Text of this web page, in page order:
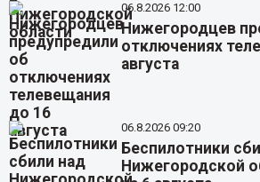
06.8.2026 12:00
Нижегородцев
отключениях
августа
06.8.2026 09:20
Беспилотники
Нижегородской